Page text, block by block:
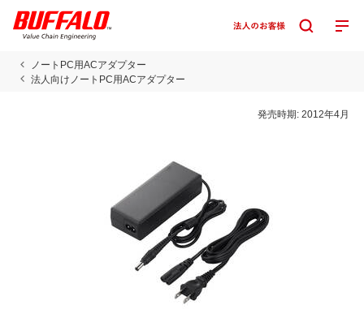
ノートPC用ACアダプター
法人向けノートPC用ACアダプター
発売時期:2012年4月